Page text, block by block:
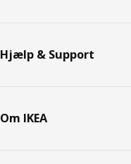
Hjælp & Support
Om IKEA